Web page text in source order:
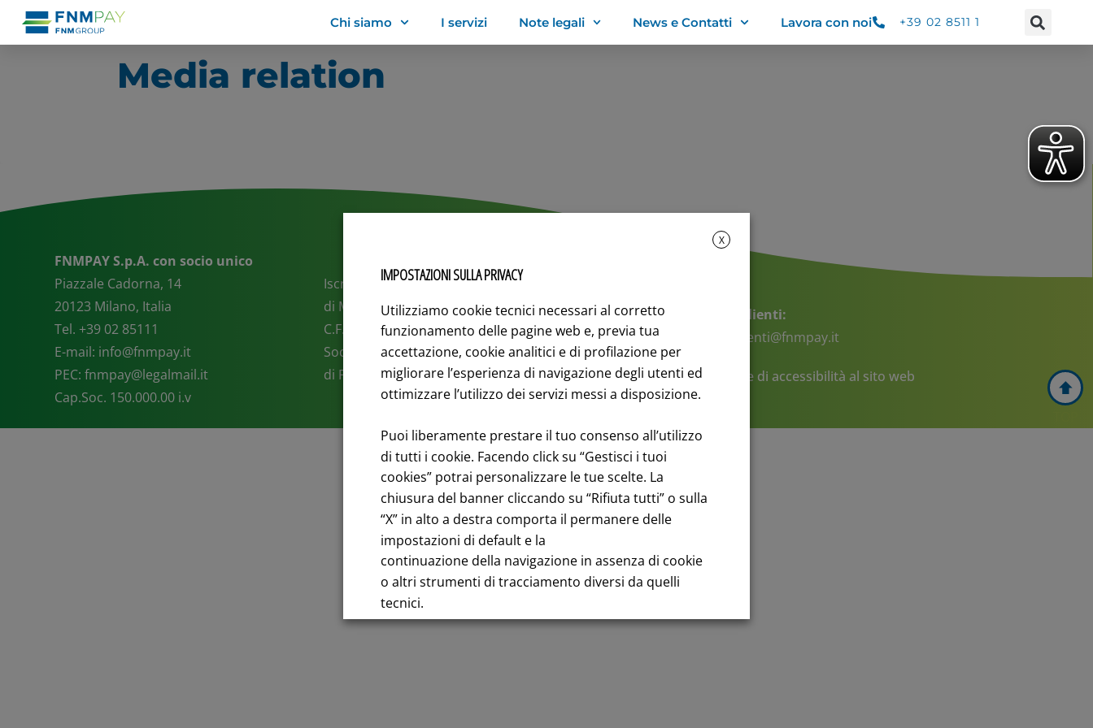
Chi siamo I servizi Note legali News e Contatti Lavora con noi +39 02 8511 1
Media relation
FNMPAY S.p.A. con socio unico
Piazzale Cadorna, 14
20123 Milano, Italia
Tel. +39 02 85111
E-mail: info@fnmpay.it
PEC: fnmpay@legalmail.it
Cap.Soc. 150.000.00 i.v
Iscrizione Reg. Imp. della C.C.I.AA
di Milano/Monza/Lodi
C.F. e P.IVA 11424410964 – REA 2601707
Società soggetta a direzione e coordinamento
di FNM S.p.A.
Assistenza clienti:
assistenzaclienti@fnmpay.it
Dichiarazione di accessibilità al sito web
X
IMPOSTAZIONI SULLA PRIVACY
Utilizziamo cookie tecnici necessari al corretto
funzionamento delle pagine web e, previa tua
accettazione, cookie analitici e di profilazione per
migliorare l’esperienza di navigazione degli utenti ed
ottimizzare l’utilizzo dei servizi messi a disposizione.
Puoi liberamente prestare il tuo consenso all’utilizzo
di tutti i cookie. Facendo click su “Gestisci i tuoi
cookies” potrai personalizzare le tue scelte. La
chiusura del banner cliccando su “Rifiuta tutti” o sulla
“X” in alto a destra comporta il permanere delle
impostazioni di default e la
continuazione della navigazione in assenza di cookie
o altri strumenti di tracciamento diversi da quelli
tecnici.